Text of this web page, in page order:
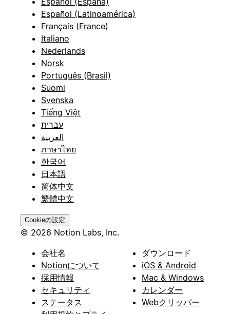
Español (Latinoamérica)
Français (France)
Italiano
Nederlands
Norsk
Português (Brasil)
Suomi
Svenska
Tiếng Việt
עברית
العربية
ภาษาไทย
한국어
日本語
简体中文
繁體中文
Cookieの設定
© 2026 Notion Labs, Inc.
会社名
Notionについて
採用情報
セキュリティ
ステータス
ダウンロード
iOS & Android
Mac & Windows
カレンダー
Webクリッパー